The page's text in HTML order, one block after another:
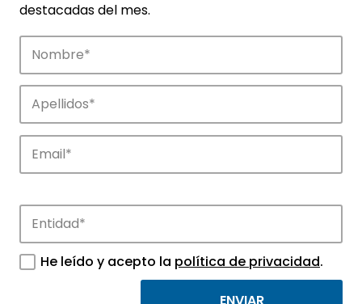
Empresas
Descubre las empresas que impulsan la
innovación en los parques de APTE.
Moeve
ENERGÍA - MEDIO AMBIENTE
destacadas del mes.
He leído y acepto la política de privacidad.